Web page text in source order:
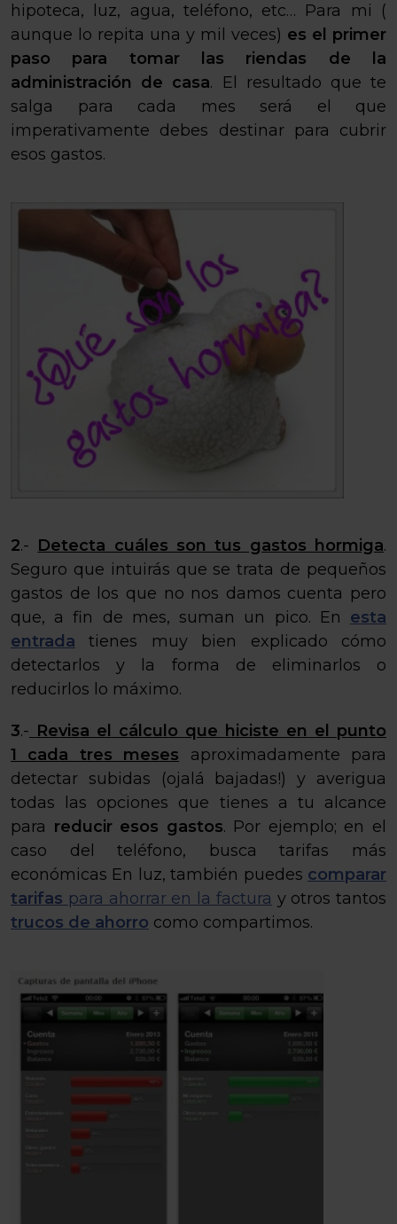
hipoteca, luz, agua, teléfono, etc… Para mi (
aunque lo repita una y mil veces) es el primer
paso para tomar las riendas de la
administración de casa. El resultado que te
salga para cada mes será el que
imperativamente debes destinar para cubrir
esos gastos.
2.- Detecta cuáles son tus gastos hormiga.
Seguro que intuirás que se trata de pequeños
gastos de los que no nos damos cuenta pero
que, a fin de mes, suman un pico. En esta
entrada tienes muy bien explicado cómo
detectarlos y la forma de eliminarlos o
reducirlos lo máximo.
3.- Revisa el cálculo que hiciste en el punto
1 cada tres meses aproximadamente para
detectar subidas (ojalá bajadas!) y averigua
todas las opciones que tienes a tu alcance
para reducir esos gastos. Por ejemplo; en el
caso del teléfono, busca tarifas más
económicas En luz, también puedes comparar
tarifas para ahorrar en la factura y otros tantos
trucos de ahorro como compartimos.